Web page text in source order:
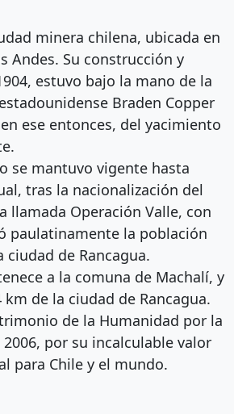
minera chilena, ubicada en
Andes. Su construcción y
estuvo bajo la mano de la
Braden Copper
ese entonces, del yacimiento
se mantuvo vigente hasta
tras la nacionalización del
llamada Operación Valle, con
paulatinamente la población
ciudad de Rancagua.
a la comuna de Machalí, y
km de la ciudad de Rancagua.
de la Humanidad por la
por su incalculable valor
para Chile y el mundo.